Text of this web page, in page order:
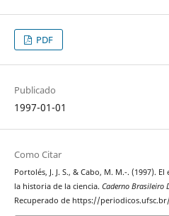
PDF
Publicado
1997-01-01
Como Citar
Portolés, J. J. S., & Cabo, M. M.-. (1997).
la historia de la ciencia. Caderno Brasileiro
Recuperado de https://